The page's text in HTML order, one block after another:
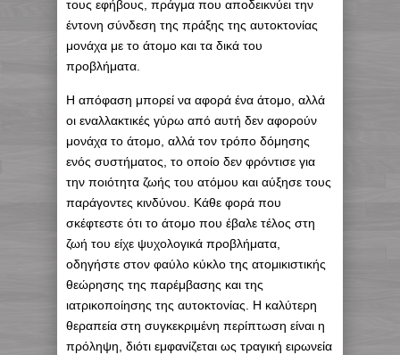
τους εφήβους, πράγμα που αποδεικνύει την
έντονη σύνδεση της πράξης της αυτοκτονίας
μονάχα με το άτομο και τα δικά του
προβλήματα.
Η απόφαση μπορεί να αφορά ένα άτομο, αλλά
οι εναλλακτικές γύρω από αυτή δεν αφορούν
μονάχα το άτομο, αλλά τον τρόπο δόμησης
ενός συστήματος, το οποίο δεν φρόντισε για
την ποιότητα ζωής του ατόμου και αύξησε τους
παράγοντες κινδύνου. Κάθε φορά που
σκέφτεστε ότι το άτομο που έβαλε τέλος στη
ζωή του είχε ψυχολογικά προβλήματα,
οδηγήστε στον φαύλο κύκλο της ατομικιστικής
θεώρησης της παρέμβασης και της
ιατρικοποίησης της αυτοκτονίας. Η καλύτερη
θεραπεία στη συγκεκριμένη περίπτωση είναι η
πρόληψη, διότι εμφανίζεται ως τραγική ειρωνεία